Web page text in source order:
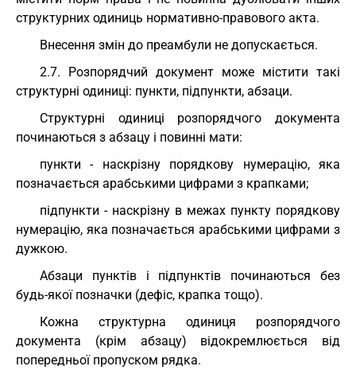
структурних одиниць нормативно-правового акта.
Внесення змін до преамбули не допускається.
2.7. Розпорядчий документ може містити такі
структурні одиниці: пункти, підпункти, абзаци.
Структурні одиниці розпорядчого документа
починаються з абзацу і повинні мати:
пункти - наскрізну порядкову нумерацію, яка
позначається арабськими цифрами з крапками;
підпункти - наскрізну в межах пункту порядкову
нумерацію, яка позначається арабськими цифрами з
дужкою.
Абзаци пунктів і підпунктів починаються без
будь-якої позначки (дефіс, крапка тощо).
Кожна структурна одиниця розпорядчого
документа (крім абзацу) відокремлюється від
попередньої пропуском рядка.